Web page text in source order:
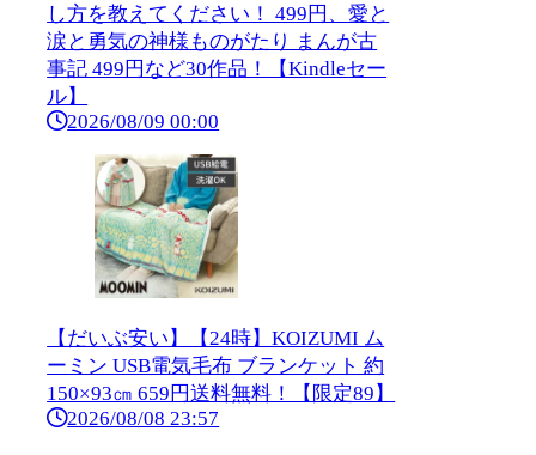
し方を教えてください！ 499円、愛と
涙と勇気の神様ものがたり まんが古
事記 499円など30作品！【Kindleセー
ル】
2026/08/09 00:00
【だいぶ安い】【24時】KOIZUMI ム
ーミン USB電気毛布 ブランケット 約
150×93㎝ 659円送料無料！【限定89】
2026/08/08 23:57